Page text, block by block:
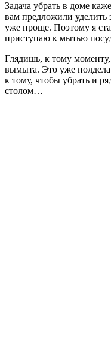
Задача убрать в доме
вам предложили уделить
уже проще. Поэтому я
приступаю к мытью
Глядишь, к тому моменту,
вымыта. Это уже
к тому, чтобы убрать и
столом…